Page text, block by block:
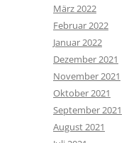
März 2022
Februar 2022
Januar 2022
Dezember 2021
November 2021
Oktober 2021
September 2021
August 2021